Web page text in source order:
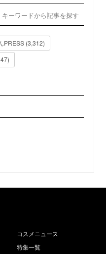
キーワードから記事を探す
PRESS (3,312)
コスメニュース
特集一覧